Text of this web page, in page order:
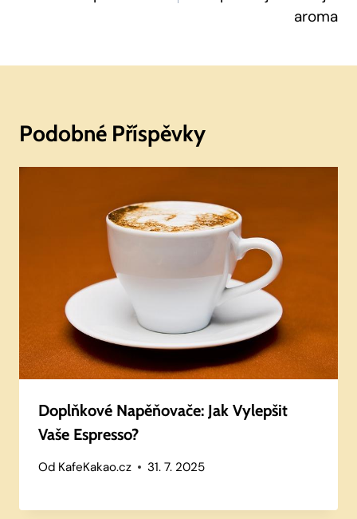
aroma
Podobné Příspěvky
Doplňkové Napěňovače: Jak Vylepšit
Vaše Espresso?
Od KafeKakao.cz 31. 7. 2025